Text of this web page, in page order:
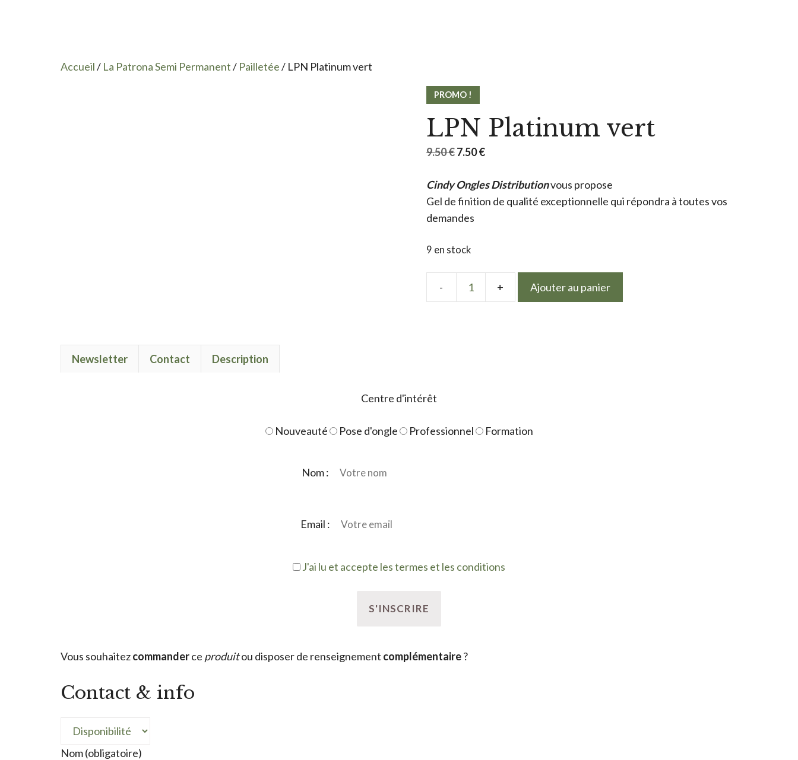
Accueil/ La Patrona Semi Permanent/ Pailletée/ LPN Platinum vert
PROMO !
LPN Platinum vert
9.50€ Le
initial
était :
9.50 €.
7.50€Le
actuel
est :
Cindy Ongles Distributionvous propose
Gel de finition de qualité exceptionnelle qui répondra à toutes vos
demandes
9 en stock
Ajouter au panier
Newsletter Contact Description
Centre d'intérêt
Nouveauté Pose d'ongle Professionnel Formation
Nom :
Email :
J'ai lu et accepte les termes et les conditions
Vous souhaitezcommanderce produitou disposer de renseignement complémentaire?
Contact & info
Nom (obligatoire)